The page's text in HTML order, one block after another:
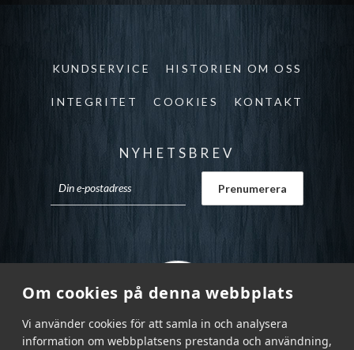
Om cookies på denna webbplats
Vi använder cookies för att samla in och analysera
information om webbplatsens prestanda och användning,
KUNDSERVICE HISTORIEN OM OSS
INTEGRITET COOKIES KONTAKT
NYHETSBREV